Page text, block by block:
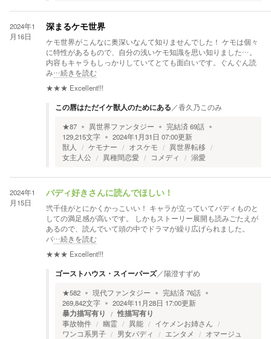
2024年1
月16日
深まるケモ世界
ケモ世界がこんなに奥深いなんて知りませんでした！ ケモは個々
に特性があるもので、自分の浅いケモ知識を思い知りました…。
内容もキャラもしっかりしていてとても面白いです。ぐんぐん読
み…続きを読む
★★★ Excellent!!!
この唇はただイケ獣人のためにある ／香久乃このみ
★87 異世界ファンタジー 完結済69話
129,215文字 2024年1月31日 07:00更新
獣人
ケモナー オスケモ
異世界転移
女主人公
異種間恋愛 コメディ 溺愛
2024年1
月15日
バディ好きさんに読んでほしい！
弐千佳がとにかくかっこいい！ キャラが立っていてバディものと
しての満足感が高いです。 しかもストーリー展開も読みごたえが
あるので、読んでいて頭の中でドラマが繰り広げられました。
バ…続きを読む
★★★ Excellent!!!
ゴーストハウス・スイーパーズ／陽澄すずめ
★582 現代ファンタジー 完結済76話
269,842文字 2024年11月28日 17:00更新
暴力描写有り 性描写有り
事故物件 幽霊 異能
イケメンお姉さん
ワンコ系男子
男女バディ エンタメ オマージュ